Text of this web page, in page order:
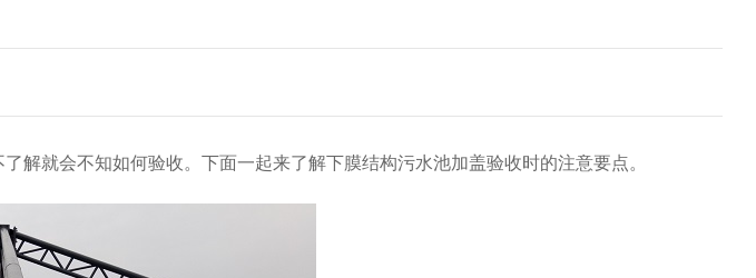
了解就会不知如何验收。下面一起来了解下膜结构污水池加盖验收时的注意要点。